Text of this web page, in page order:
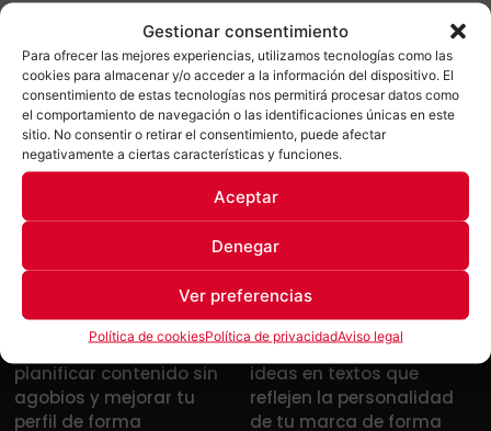
Gestionar consentimiento
Para ofrecer las mejores experiencias, utilizamos tecnologías como las
cookies para almacenar y/o acceder a la información del dispositivo. El
consentimiento de estas tecnologías nos permitirá procesar datos como
el comportamiento de navegación o las identificaciones únicas en este
sitio. No consentir o retirar el consentimiento, puede afectar
negativamente a ciertas características y funciones.
Aceptar
Denegar
Ver preferencias
Política de cookiesPolítica de privacidadAviso legal
Instagram desde
Cero, pero desde
Este curso es para ti si la
bola y te cuesta usar
negocio. Aprenderás a
publicar con estrategia,
planificar contenido sin
agobios y mejorar tu
perfil de forma
Corrección y
optimización de
textos
Si escribir se te hace un
mundo y sientes que tus
textos no logran conectar
con tu audiencia o no
transmiten lo que quieres,
te ayudo a convertir tus
ideas en textos que
reflejen la personalidad
de tu marca de forma